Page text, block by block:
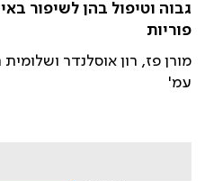
גבוה וטיפול בהן לשיפור
פוריות
מורן פז, רון אוסלנדר ושלומית
עמ'